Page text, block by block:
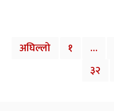
अघिल्लो १ …
३२